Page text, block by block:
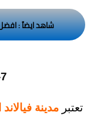
شاهد ايضاً : افضل برنامج
فيالاند